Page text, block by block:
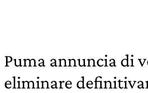
Puma annuncia di
eliminare